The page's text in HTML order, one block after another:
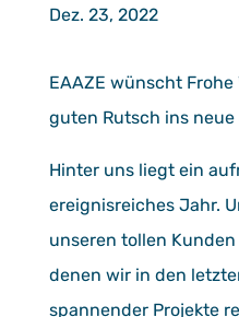
Dez. 23, 2022
EAAZE wünscht
guten Rutsch ins neue
Hinter uns liegt ein
ereignisreiches Jahr.
unseren tollen
denen wir in den
spannender Projekte